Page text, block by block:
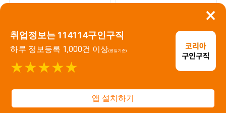
×
취업정보는 114114구인구직
하루 정보등록 1,000건 이상(평일기준)
★★★★★
앱 설치하기
서부캐리어
국 탁송 기사 모집 자유로
운 근무 형태 및 교육 지
원
#경기 용인시
주식회사 용진산업
장 단순 기계조작 남직원
모집 월 400만원 이상 기
숙사 완비
주식회사 용진산업
화성 정남면 자동차부품
숙사 제공 및 통근 수당)
택 통근버스 운행
#경기 평택시